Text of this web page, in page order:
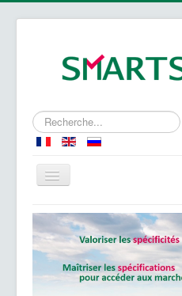
Rechercher
Accueil
Spécificités - Spécifications
Expertises